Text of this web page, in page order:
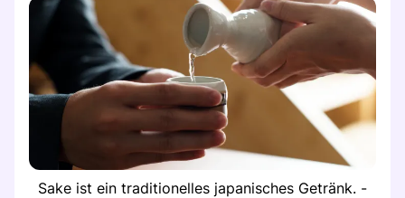
Sake ist ein traditionelles japanisches Getränk. -